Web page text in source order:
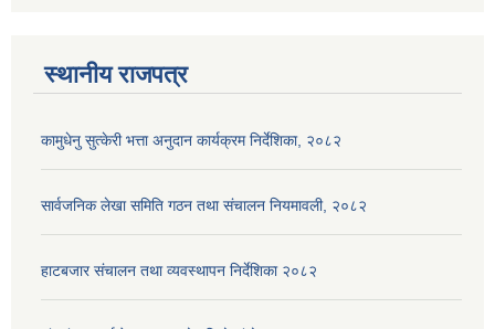
स्थानीय राजपत्र
कामुधेनु सुत्केरी भत्ता अनुदान कार्यक्रम निर्देशिका, २०८२
सार्वजनिक लेखा समिति गठन तथा संचालन नियमावली, २०८२
हाटबजार संचालन तथा व्यवस्थापन निर्देशिका २०८२